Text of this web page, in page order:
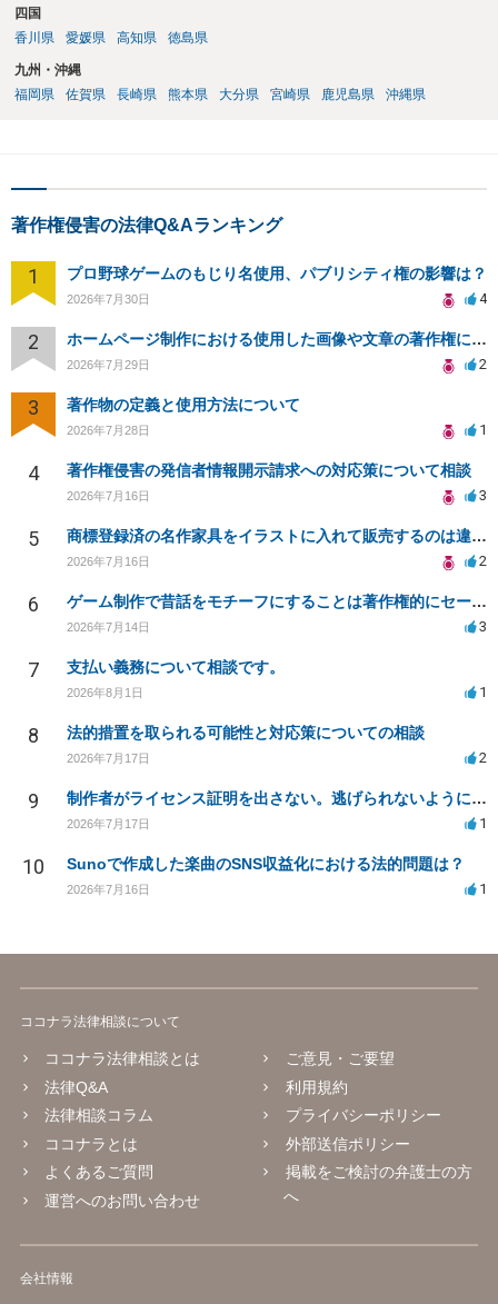
四国
香川県
愛媛県 高知県 徳島県
九州・沖縄
福岡県
佐賀県 長崎県 熊本県 大分県 宮崎県 鹿児島県 沖縄県
著作権侵害の法律Q&Aランキング
1 プロ野球ゲームのもじり名使用、パブリシティ権の影響は？
2026年7月30日 4
2 ホームページ制作における使用した画像や文章の著作権について
2026年7月29日 2
3 著作物の定義と使用方法について
2026年7月28日 1
4 著作権侵害の発信者情報開示請求への対応策について相談
2026年7月16日 3
5 商標登録済の名作家具をイラストに入れて販売するのは違法でしょうか
2026年7月16日 2
6 ゲーム制作で昔話をモチーフにすることは著作権的にセーフかどうか
2026年7月14日 3
7 支払い義務について相談です。
2026年8月1日 1
8 法的措置を取られる可能性と対応策についての相談
2026年7月17日 2
9 制作者がライセンス証明を出さない。逃げられないように、今すぐ法的に何をすべきか
2026年7月17日 1
10 Sunoで作成した楽曲のSNS収益化における法的問題は？
2026年7月16日 1
ココナラ法律相談について
ココナラ法律相談とは
法律Q&A
法律相談コラム
ココナラとは
よくあるご質問
運営へのお問い合わせ
ご意見・ご要望
利用規約
プライバシーポリシー
外部送信ポリシー
掲載をご検討の弁護士の方
へ
会社情報